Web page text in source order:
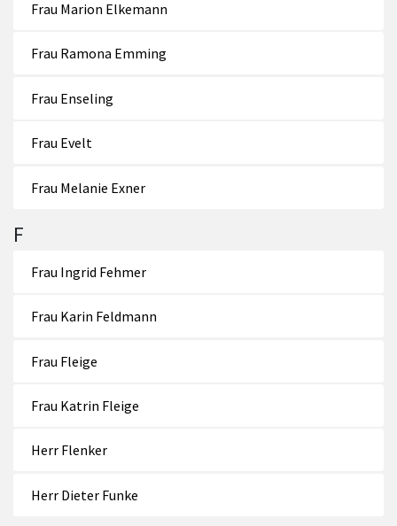
Frau Marion Elkemann
Frau Ramona Emming
Frau Enseling
Frau Evelt
Frau Melanie Exner
F
Frau Ingrid Fehmer
Frau Karin Feldmann
Frau Fleige
Frau Katrin Fleige
Herr Flenker
Herr Dieter Funke